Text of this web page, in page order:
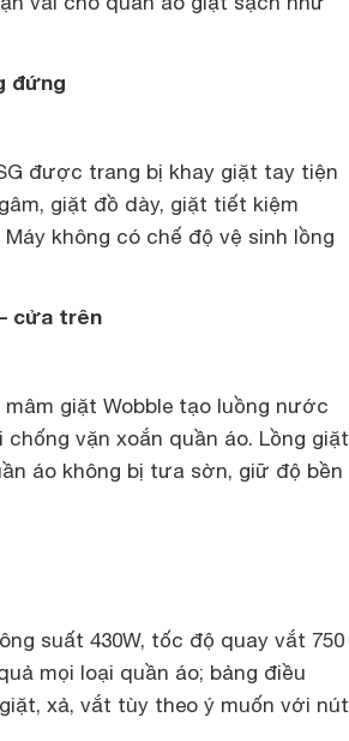
đứng
được trang bị khay giặt tay tiện
giặt đồ dày, giặt tiết kiệm
không có chế độ vệ sinh lồng
cửa trên
mâm giặt Wobble tạo luồng nước
vặn xoắn quần áo. Lồng giặt
áo không bị tưa sờn, giữ độ bền
suất 430W, tốc độ quay vắt 750
mọi loại quần áo; bảng điều
xả, vắt tùy theo ý muốn với nút